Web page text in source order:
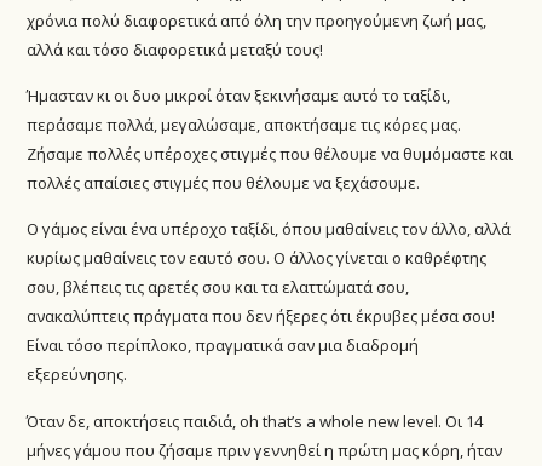
χρόνια πολύ διαφορετικά από όλη την προηγούμενη ζωή μας,
αλλά και τόσο διαφορετικά μεταξύ τους!
Ήμασταν κι οι δυο μικροί όταν ξεκινήσαμε αυτό το ταξίδι,
περάσαμε πολλά, μεγαλώσαμε, αποκτήσαμε τις κόρες μας.
Ζήσαμε πολλές υπέροχες στιγμές που θέλουμε να θυμόμαστε και
πολλές απαίσιες στιγμές που θέλουμε να ξεχάσουμε.
Ο γάμος είναι ένα υπέροχο ταξίδι, όπου μαθαίνεις τον άλλο, αλλά
κυρίως μαθαίνεις τον εαυτό σου. Ο άλλος γίνεται ο καθρέφτης
σου, βλέπεις τις αρετές σου και τα ελαττώματά σου,
ανακαλύπτεις πράγματα που δεν ήξερες ότι έκρυβες μέσα σου!
Είναι τόσο περίπλοκο, πραγματικά σαν μια διαδρομή
εξερεύνησης.
Όταν δε, αποκτήσεις παιδιά, oh that’s a whole new level. Οι 14
μήνες γάμου που ζήσαμε πριν γεννηθεί η πρώτη μας κόρη, ήταν